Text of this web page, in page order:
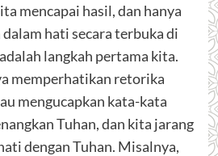
mencapai hasil, dan hanya
hati secara terbuka di
langkah pertama kita.
memperhatikan retorika
mengucapkan kata-kata
Tuhan, dan kita jarang
dengan Tuhan. Misalnya,